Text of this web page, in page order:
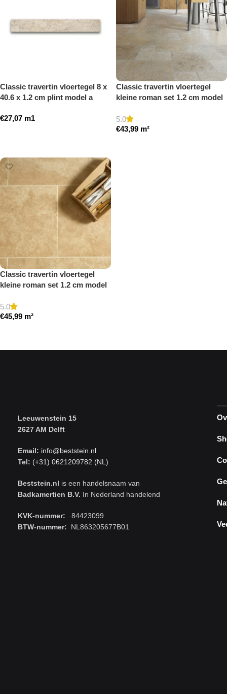
Classic travertin vloertegel 8 x
40.6 x 1.2 cm plint model a
€27,07 m1
Classic travertin vloertegel
kleine roman set 1.2 cm model
5.0
€43,99 m²
Classic travertin vloertegel
kleine roman set 1.2 cm model
5.0
€45,99 m²
Leeuwenstein 15
2627 AM Delft
Email: info@beststein.nl
Tel: (+31) 0621209782 (NL)
Beststein.nl is een handelsnaam van
Badkamertien B.V. In Nederland handelend
KVK-nummer: 84423099
BTW-nummer: NL863205677B01